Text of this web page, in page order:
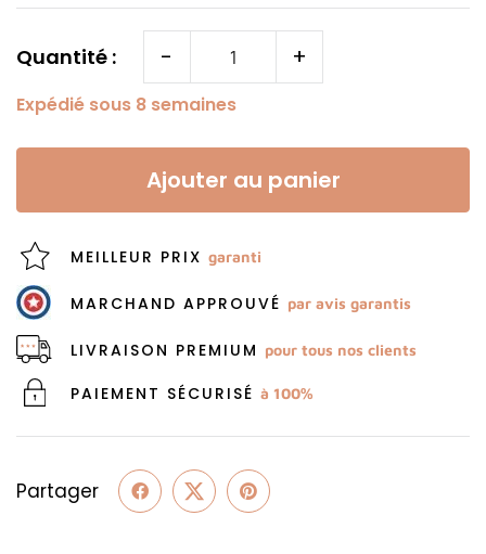
Quantité : - +
Expédié sous 8 semaines
Ajouter au panier
MEILLEUR PRIX garanti
MARCHAND APPROUVÉ par avis garantis
LIVRAISON PREMIUM pour tous nos clients
PAIEMENT SÉCURISÉ à 100%
Partager